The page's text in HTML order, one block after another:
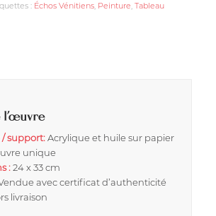
: Échos Vénitiens, Peinture, Tableau
l’œuvre
support:Acrylique et huile sur papier
unique
:24 x 33 cm
avec certificat d’authenticité
livraison